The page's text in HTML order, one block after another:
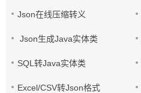
Json在线压缩转义
Json生成Java实体类
SQL转Java实体类
Excel/CSV转Json格式